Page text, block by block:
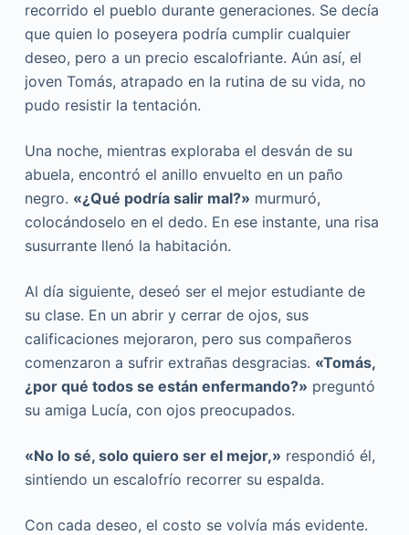
recorrido el pueblo durante generaciones. Se decía
que quien lo poseyera podría cumplir cualquier
deseo, pero a un precio escalofriante. Aún así, el
joven Tomás, atrapado en la rutina de su vida, no
pudo resistir la tentación.
Una noche, mientras exploraba el desván de su
abuela, encontró el anillo envuelto en un paño
negro. «¿Qué podría salir mal?» murmuró,
colocándoselo en el dedo. En ese instante, una risa
susurrante llenó la habitación.
Al día siguiente, deseó ser el mejor estudiante de
su clase. En un abrir y cerrar de ojos, sus
calificaciones mejoraron, pero sus compañeros
comenzaron a sufrir extrañas desgracias. «Tomás,
¿por qué todos se están enfermando?» preguntó
su amiga Lucía, con ojos preocupados.
«No lo sé, solo quiero ser el mejor,» respondió él,
sintiendo un escalofrío recorrer su espalda.
Con cada deseo, el costo se volvía más evidente.